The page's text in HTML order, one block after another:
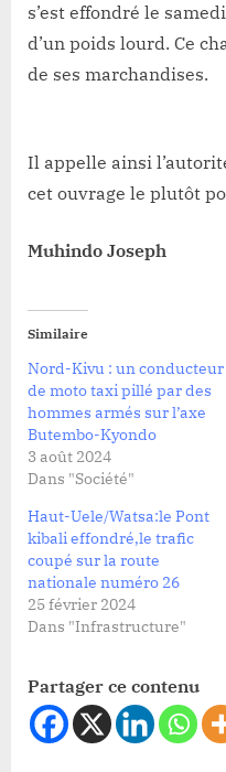
s’est effondré le
d’un poids lourd. Ce
de ses marchandises.
Il appelle ainsi
cet ouvrage le plutôt
Muhindo Joseph
Similaire
Nord-Kivu : un conducteur
de moto taxi pillé par des
hommes armés sur l’axe
Butembo-Kyondo
3 août 2024
Dans "Société"
Haut-Uele/Watsa:le Pont
kibali effondré,le trafic
coupé sur la route
nationale numéro 26
25 février 2024
Dans "Infrastructure"
Partager ce contenu